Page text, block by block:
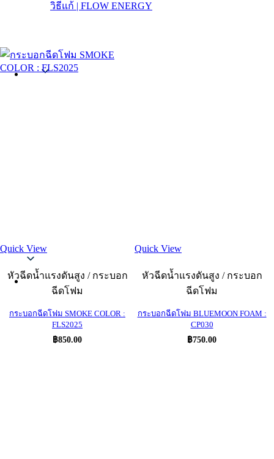
Thai
Thai
วิธีแก้ | FLOW ENERGY
Quick View
หัวฉีดน้ำแรงดันสูง / กระบอก
ฉีดโฟม
กระบอกฉีดโฟม SMOKE COLOR :
FLS2025
฿850.00
Quick View
หัวฉีดน้ำแรงดันสูง / กระบอก
ฉีดโฟม
กระบอกฉีดโฟม BLUEMOON FOAM :
CP030
฿750.00